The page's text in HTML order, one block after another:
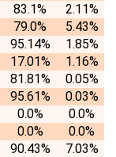
83.1%
2.11%
79.0%
5.43%
95.14%
1.85%
17.01%
1.16%
81.81%
0.05%
95.61%
0.03%
0.0%
0.0%
0.0%
0.0%
90.43%
7.03%